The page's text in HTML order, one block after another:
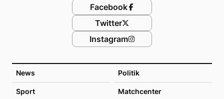
News Politik
Sport Matchcenter
Facebook
Twitter
Instagram